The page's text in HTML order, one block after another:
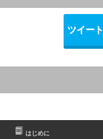
ツイート
はじめに